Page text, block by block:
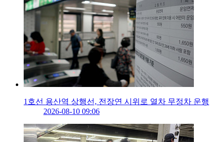
1호선 용산역 상행선, 전장연 시위로 열차 무정차 운행
2026-08-10 09:06